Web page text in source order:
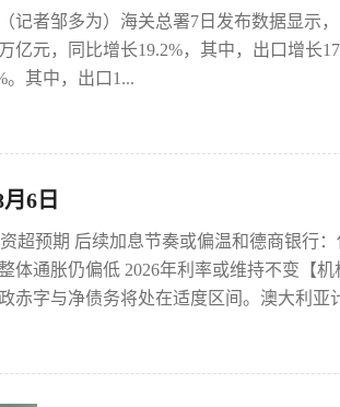
记者邹多为）海关总署7日发布数据显示
亿元，同比增长19.2%，其中，出口增长
。其中，出口1...
6日
超预期 后续加息节奏或偏温和德商银行
体通胀仍偏低 2026年利率或维持不变【
赤字与净债务将处在适度区间。澳大利亚